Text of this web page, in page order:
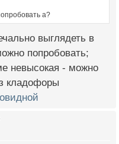
а?
выглядеть в
попробовать;
невысокая - можно
кладофоры